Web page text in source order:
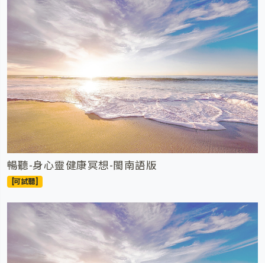
暢聽-身心靈健康冥想-閩南語版
[可試聽]